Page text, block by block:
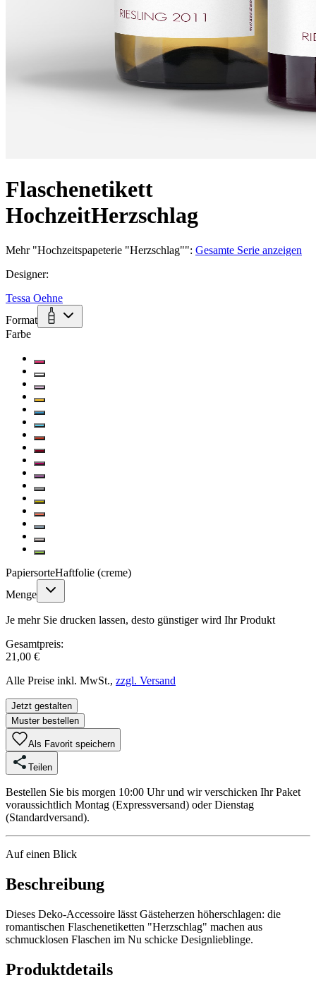
Flaschenetikett
HochzeitHerzschlag
Mehr"Hochzeitspapeterie "Herzschlag"": Gesamte Serie anzeigen
Designer:
Tessa Oehne
Format
Farbe
PapiersorteHaftfolie (creme)
Menge
Je mehr Sie drucken lassen, desto günstiger wird Ihr Produkt
Gesamtpreis:
21,00 €
Alle Preise inkl. MwSt., zzgl. Versand
Jetzt gestalten
Muster bestellen
Als Favorit speichern
Teilen
Bestellen Sie bis morgen 10:00 Uhr und wir verschicken Ihr Paket
voraussichtlich Montag (Expressversand) oder Dienstag
(Standardversand).
Auf einen Blick
Beschreibung
Dieses Deko-Accessoire lässt Gästeherzen höherschlagen: die
romantischen Flaschenetiketten "Herzschlag" machen aus
schmucklosen Flaschen im Nu schicke Designlieblinge.
Produktdetails